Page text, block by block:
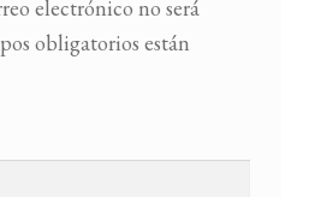
electrónico no será
obligatorios están